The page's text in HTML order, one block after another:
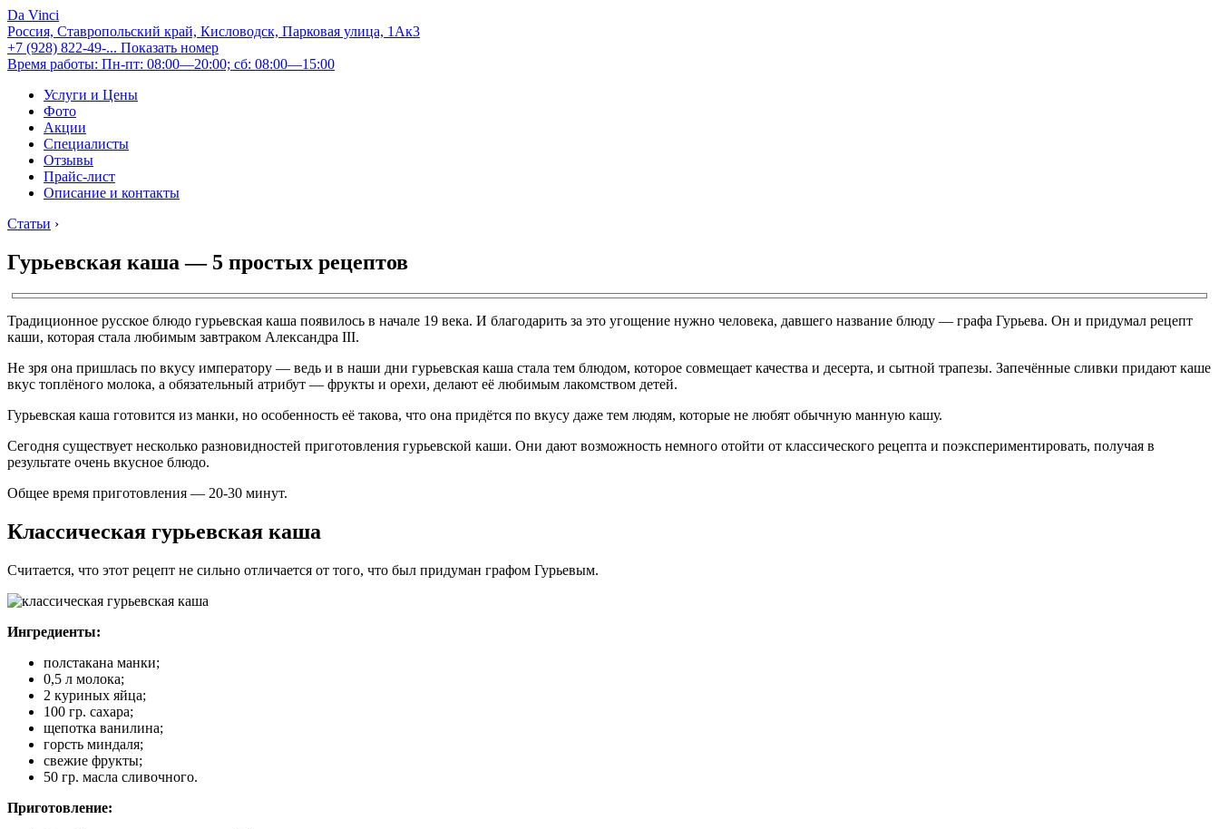
Da Vinci
Россия, Ставропольский край, Кисловодск, Парковая улица, 1Ак3
+7 (928) 822-49-... Показать номер
Время работы: Пн-пт: 08:00—20:00; сб: 08:00—15:00
Услуги и Цены
Фото
Акции
Специалисты
Отзывы
Прайс-лист
Описание и контакты
Статьи ›
Гурьевская каша — 5 простых рецептов
Традиционное русское блюдо гурьевская каша появилось в начале 19 века. И благодарить за это угощение нужно человека, давшего название блюду — графа Гурьева. Он и придумал рецепт
каши, которая стала любимым завтраком Александра III.
Не зря она пришлась по вкусу императору — ведь и в наши дни гурьевская каша стала тем блюдом, которое совмещает качества и десерта, и сытной трапезы. Запечённые сливки придают каше
вкус топлёного молока, а обязательный атрибут — фрукты и орехи, делают её любимым лакомством детей.
Гурьевская каша готовится из манки, но особенность её такова, что она придётся по вкусу даже тем людям, которые не любят обычную манную кашу.
Сегодня существует несколько разновидностей приготовления гурьевской каши. Они дают возможность немного отойти от классического рецепта и поэкспериментировать, получая в
результате очень вкусное блюдо.
Общее время приготовления — 20-30 минут.
Классическая гурьевская каша
Считается, что этот рецепт не сильно отличается от того, что был придуман графом Гурьевым.
Ингредиенты:
полстакана манки;
0,5 л молока;
2 куриных яйца;
100 гр. сахара;
щепотка ванилина;
горсть миндаля;
свежие фрукты;
50 гр. масла сливочного.
Приготовление: